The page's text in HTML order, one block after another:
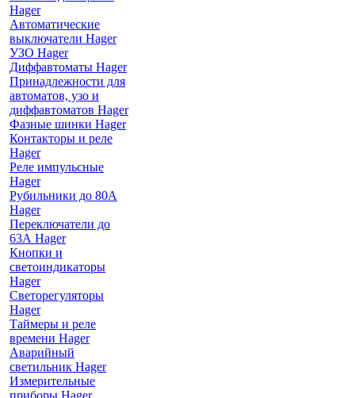
Hager
Автоматические
выключатели Hager
УЗО Hager
Диффавтоматы Hager
Принадлежности для
автоматов, узо и
диффавтоматов Hager
Фазные шинки Hager
Контакторы и реле
Hager
Реле импульсные
Hager
Рубильники до 80А
Hager
Переключатели до
63А Hager
Кнопки и
светоиндикаторы
Hager
Светорегуляторы
Hager
Таймеры и реле
времени Hager
Аварийный
светильник Hager
Измерительные
приборы Hager